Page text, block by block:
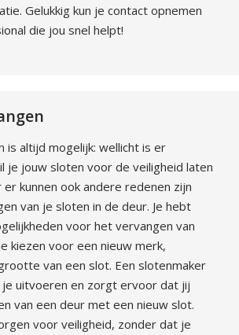
Gelukkig kun je contact opnemen
die jou snel helpt!
is altijd mogelijk: wellicht is er
je jouw sloten voor de veiligheid laten
kunnen ook andere redenen zijn
van je sloten in de deur. Je hebt
voor het vervangen van
kiezen voor een nieuw merk,
van een slot. Een slotenmaker
je uitvoeren en zorgt ervoor dat jij
van een deur met een nieuw slot.
voor veiligheid, zonder dat je